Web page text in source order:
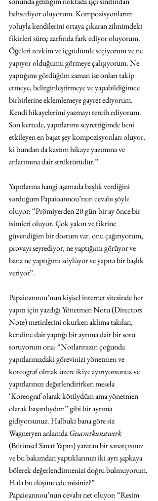
bahsediyor oluyorum. Kompozisyonlarım
yoluyla kendilerini ortaya çıkaran zihnimdeki
fikirleri süreç zarfında fark ediyor oluyorum.
Öğeleri zevkim ve içgüdümle seçiyorum ve ne
yapıyor olduğumu görmeye çalışıyorum. Ne
yaptığımı gördüğüm zaman ise onları takip
etmeye, belirginleştirmeye ve yapabildiğimce
birbirlerine eklemlemeye gayret ediyorum.
Kendi hikayelerimi yazmayı tercih ediyorum.
Son kertede, yapıtlarımı seyrettiğimde beni
etkileyen en başat şey kompozisyonları oluyor,
ki bundan da kastım hikaye yazımına ve
anlatımına dair strüktürüdür.”
Yapıtlarına hangi aşamada başlık verdiğini
sorduğum Papaioannou’nun cevabı şöyle
oluyor: “Prömiyerden 20 gün-bir ay önce bir
isimleri oluyor. Çok yakın ve fikrine
güvendiğim bir dostum var. onu çağırıyorum,
provayı seyrediyor, ne yaptığımı görüyor ve
bana ne yaptığımı söylüyor ve yapıta bir başlık
veriyor”.
Papaioannou’nun kişisel internet sitesinde her
yapıtı için yazdığı Yönetmen Notu (Directors
Note) metinlerini okurken aklıma takılan,
kendine dair yaptığı bir ayrıma dair bir soru
soruyorum ona: “Notlarınızın çoğunda
yapıtlarınızdaki görevinizi yönetmen ve
koreograf olmak üzere ikiye ayırıyorsunuz ve
yapıtlarınızı değerlendirirken mesela
‘Koreograf olarak kötüydüm ama yönetmen
olarak başarılıydım” gibi bir ayrıma
gidiyorsunuz. Halbuki bana göre siz
Wagneryen anlamda Gesamtkunstwerk
(Bütünsel Sanat Yapıtı) yaratan bir sanatçısınız
ve bu bakımdan yaptıklarınızı iki ayrı şapkaya
bölerek değerlendirmenizi doğru bulmuyorum.
Hala bu düşüncede misiniz?”
Papaioannou’nun cevabı net oluyor: “Resim